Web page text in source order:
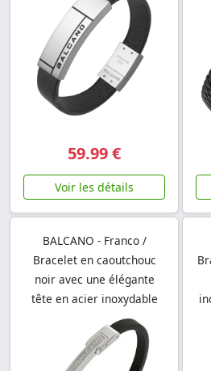
59.99 €
Voir les détails
BALCANO - Franco /
Bracelet en caoutchouc
noir avec une élégante
tête en acier inoxydable